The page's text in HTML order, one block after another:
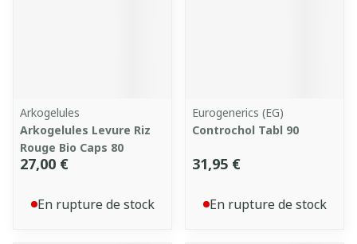
Arkogelules
Arkogelules Levure Riz
Rouge Bio Caps 80
27,00 €
En rupture de stock
Eurogenerics (EG)
Controchol Tabl 90
31,95 €
En rupture de stock